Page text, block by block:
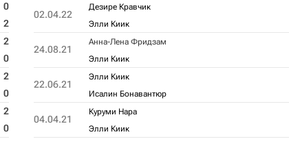
0
2
2
0
2
0
2
0
02.04.22
Дезире Кравчик
Элли Киик
24.08.21
Анна-Лена Фридзам
Элли Киик
22.06.21
Элли Киик
Исалин Бонавантюр
04.04.21
Куруми Нара
Элли Киик